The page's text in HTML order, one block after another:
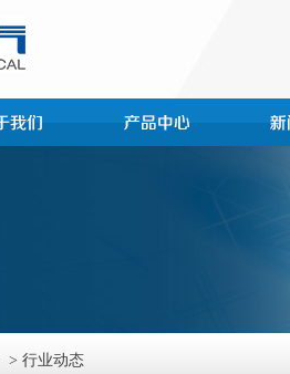
> 行业动态